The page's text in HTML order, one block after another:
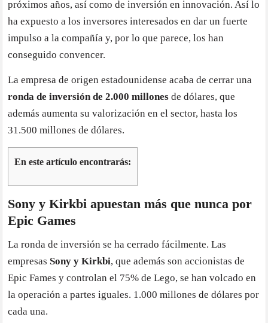
próximos años, así como de inversión en innovación. Así lo
ha expuesto a los inversores interesados en dar un fuerte
impulso a la compañía y, por lo que parece, los han
conseguido convencer.
La empresa de origen estadounidense acaba de cerrar una
ronda de inversión de 2.000 millones de dólares, que
además aumenta su valorización en el sector, hasta los
31.500 millones de dólares.
En este artículo encontrarás:
Sony y Kirkbi apuestan más que nunca por
Epic Games
La ronda de inversión se ha cerrado fácilmente. Las
empresas Sony y Kirkbi, que además son accionistas de
Epic Fames y controlan el 75% de Lego, se han volcado en
la operación a partes iguales. 1.000 millones de dólares por
cada una.